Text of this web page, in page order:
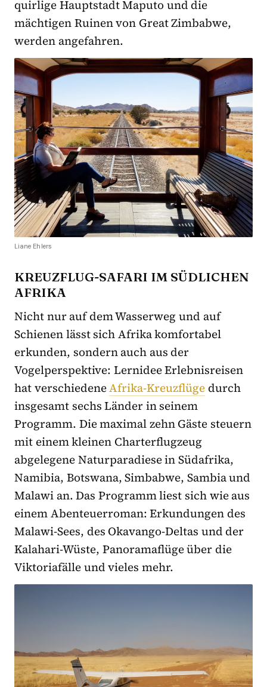
quirlige Hauptstadt Maputo und die
mächtigen Ruinen von Great Zimbabwe,
werden angefahren.
Liane Ehlers
KREUZFLUG-SAFARI IM SÜDLICHEN
AFRIKA
Nicht nur auf dem Wasserweg und auf
Schienen lässt sich Afrika komfortabel
erkunden, sondern auch aus der
Vogelperspektive: Lernidee Erlebnisreisen
hat verschiedeneAfrika-Kreuzflüge durch
insgesamt sechs Länder in seinem
Programm. Die maximal zehn Gäste steuern
mit einem kleinen Charterflugzeug
abgelegene Naturparadiese in Südafrika,
Namibia, Botswana, Simbabwe, Sambia und
Malawi an. Das Programm liest sich wie aus
einem Abenteuerroman: Erkundungen des
Malawi-Sees, des Okavango-Deltas und der
Kalahari-Wüste, Panoramaflüge über die
Viktoriafälle und vieles mehr.